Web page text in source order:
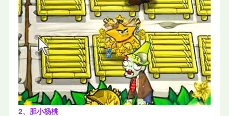
2、胆小杨桃